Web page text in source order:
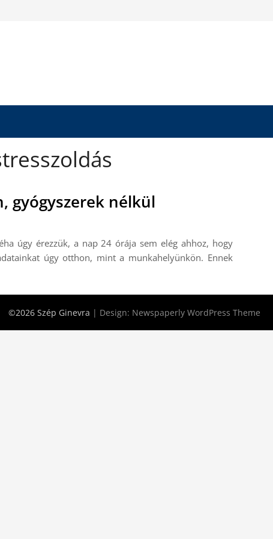
gyógyszerek nélkül
úgy érezzük, a nap 24 órája sem elég ahhoz, hogy
úgy otthon, mint a munkahelyünkön. Ennek
©2026 Szép Ginevra | Design: Newspaperly WordPress Theme